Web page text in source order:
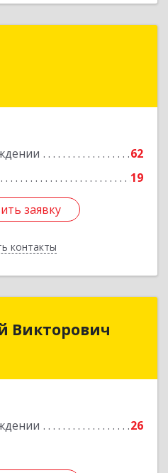
62
19
заявку
контакты
Глазов г, Сибирская
заявку
Викторович
26
Викторович
Советск г, Дружбы ул,